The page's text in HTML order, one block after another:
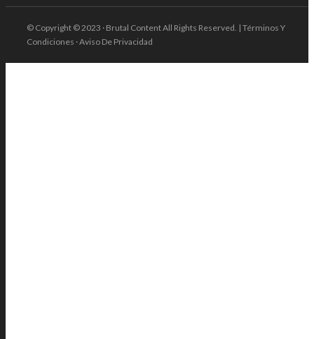
© Copyright © 2023 · Brutal Content All Rights Reserved. | Términos Y
Condiciones · Aviso De Privacidad